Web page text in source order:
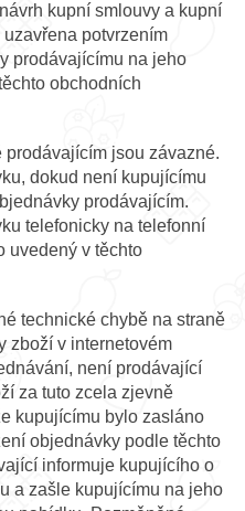
kupní smlouvy a kupní
potvrzením
prodávajícímu na jeho
obchodních
jsou závazné.
dokud není kupujícímu
prodávajícím.
telefonicky na telefonní
uvedený v těchto
technické chybě na straně
zboží v internetovém
není prodávající
za tuto zcela zjevně
kupujícímu bylo zasláno
objednávky podle těchto
informuje kupujícího o
a zašle kupujícímu na jeho